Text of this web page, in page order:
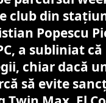
club din
Popescu
a subliniat
chiar dacă
să evite